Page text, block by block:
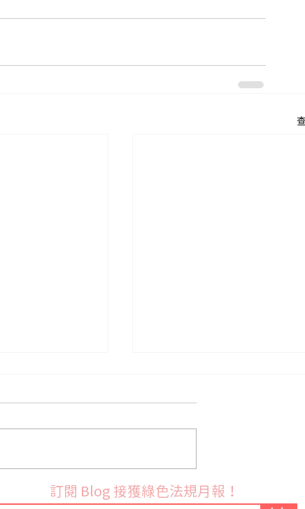
RoHS 指令鉛
案並展開公開
法國9月份開始實施PFAS
訂閱 Blog 接獲綠色法規月報！